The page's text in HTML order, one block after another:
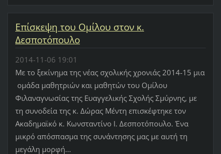
Επίσκεψη του Ομίλου στον κ.
Δεσποτόπουλο
2014-11-06 19:01
Με το ξεκίνημα της νέας σχολικής χρονιάς 2014-15 μια
ομάδα μαθητριών και μαθητών του Ομίλου
Φιλαναγνωσίας της Ευαγγελικής Σχολής Σμύρνης, με
τη συνοδεία της κ. Δώρας Μέντη επισκέφτηκε τον
Ακαδημαϊκό κ. Κωνσταντίνο Ι. Δεσποτόπουλο. Ένα
μικρό απόσπασμα της συνάντησης μας με αυτή τη
μεγάλη μορφή...